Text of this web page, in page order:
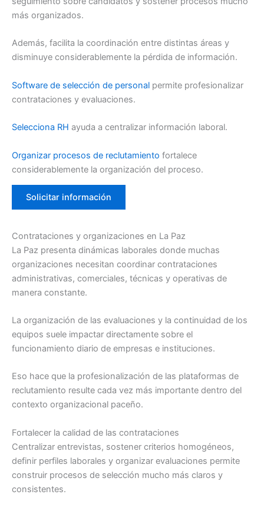
más organizados.
Además, facilita la coordinación entre distintas áreas y
disminuye considerablemente la pérdida de información.
Software de selección de personal permite profesionalizar
contrataciones y evaluaciones.
Selecciona RH ayuda a centralizar información laboral.
Organizar procesos de reclutamiento fortalece
considerablemente la organización del proceso.
Solicitar información
Contrataciones y organizaciones en La Paz
La Paz presenta dinámicas laborales donde muchas
organizaciones necesitan coordinar contrataciones
administrativas, comerciales, técnicas y operativas de
manera constante.
La organización de las evaluaciones y la continuidad de los
equipos suele impactar directamente sobre el
funcionamiento diario de empresas e instituciones.
Eso hace que la profesionalización de las plataformas de
reclutamiento resulte cada vez más importante dentro del
contexto organizacional paceño.
Fortalecer la calidad de las contrataciones
Centralizar entrevistas, sostener criterios homogéneos,
definir perfiles laborales y organizar evaluaciones permite
construir procesos de selección mucho más claros y
consistentes.